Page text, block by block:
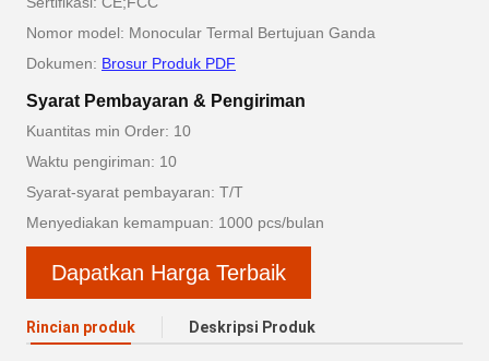
Nomor model: Monocular Termal Bertujuan Ganda
Dokumen: Brosur Produk PDF
Syarat Pembayaran & Pengiriman
Kuantitas min Order: 10
Waktu pengiriman: 10
Syarat-syarat pembayaran: T/T
Menyediakan kemampuan: 1000 pcs/bulan
Dapatkan Harga Terbaik
Rincian produk Deskripsi Produk